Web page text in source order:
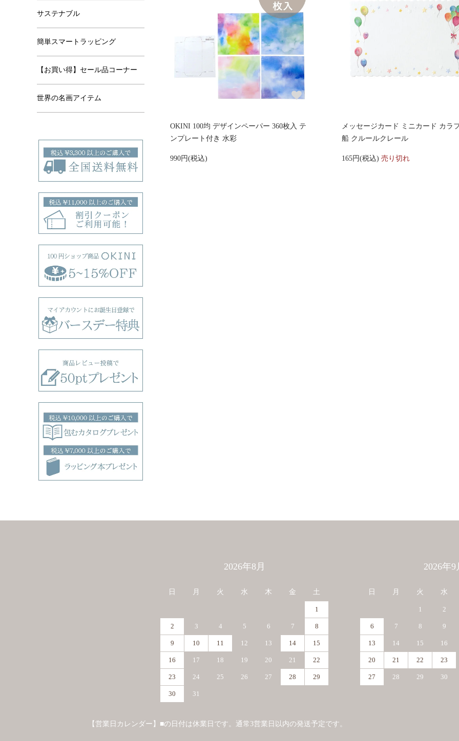
OKINI 100均 デザインペーパー 360枚入 テ
ンプレート付き 水彩
990円(税込)
メッセージカード ミニカード カラ
船 クルールクレール
165円(税込) 売り切れ
サステナブル
簡単スマートラッピング
【お買い得】セール品コーナー
世界の名画アイテム
2026年8月
日 月 火 水 木 金 土
1
2 3 4 5 6 7 8
9 10 11 12 13 14 15
16 17 18 19 20 21 22
23 24 25 26 27 28 29
30 31
2026年9
日 月 火 水
1 2
6 7 8 9
13 14 15 16
20 21 22 23
27 28 29 30
【営業日カレンダー】■の日付は休業日です。通常3営業日以内の発送予定です。